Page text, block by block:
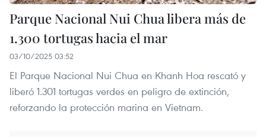
Parque Nacional Nui Chua libera más de
1.300 tortugas hacia el mar
03/10/2025 03:52
El Parque Nacional Nui Chua en Khanh Hoa rescató y
liberó 1.301 tortugas verdes en peligro de extinción,
reforzando la protección marina en Vietnam.